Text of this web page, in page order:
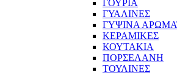
ΓΟΥΡΙΑ
ΓΥΑΛΙΝΕΣ
ΓΥΨΙΝΑ
ΚΕΡΑΜΙΚΕΣ
ΚΟΥΤΑΚΙΑ
ΠΟΡΣΕΛΑΝΗ
ΤΟΥΛΙΝΕΣ